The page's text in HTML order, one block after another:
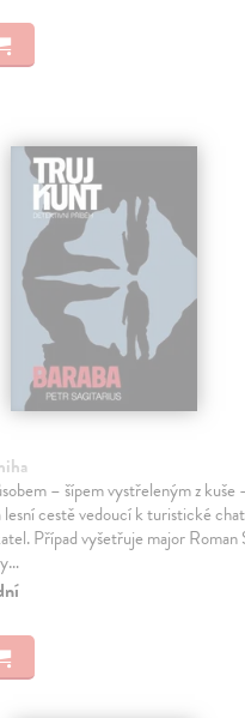
– šípem vystřeleným z kuše
lesní cestě vedoucí k turistické
Případ vyšetřuje major Roman